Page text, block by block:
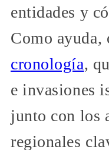
entidades y
Como ayuda,
cronología,
e invasiones
junto con los
regionales